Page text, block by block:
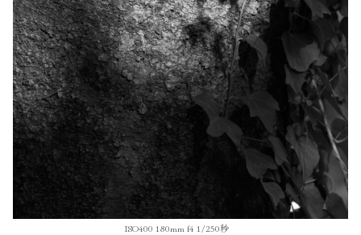
ISO400 180mm f4 1/250秒